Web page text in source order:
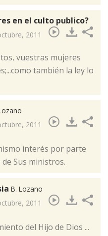
en el culto publico?
2011
vuestras mujeres
también la ley lo
2011
interés por parte
Sus ministros.
B. Lozano
2011
del Hijo de Dios ...